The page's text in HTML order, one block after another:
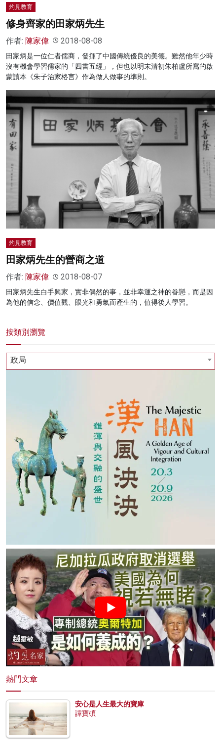
灼見教育
修身齊家的田家炳先生
作者: 陳家偉 2018-08-08
田家炳是一位仁者儒商，發揮了中國傳統優良的美德。雖然他年少時
沒有機會學習儒家的「四書五經」，但也以明末清初朱柏盧所寫的啟
蒙讀本《朱子治家格言》作為做人做事的準則。
灼見教育
田家炳先生的營商之道
作者: 陳家偉 2018-08-07
田家炳先生白手興家，實非偶然的事，並非幸運之神的眷戀，而是因
為他的信念、價值觀、眼光和勇氣而產生的，值得後人學習。
按類別瀏覽
政局
熱門文章
安心是人生最大的寶庫
譚寶碩